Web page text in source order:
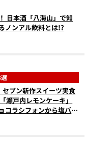
日本酒「八海山」で知
ノンアル飲料とは!?
セブン新作スイーツ実食
瀬戸内レモンケーキ」
コラシフォンから塩バニ
ー